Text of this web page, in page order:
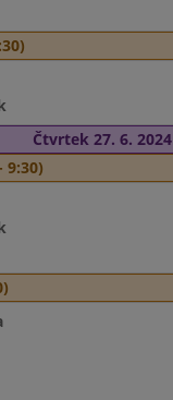
Čtvrtek 27. 6. 2024
9:30)